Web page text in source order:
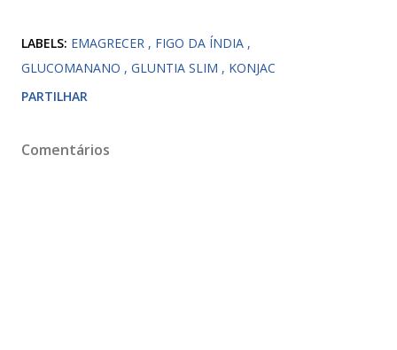
LABELS: EMAGRECER
FIGO DA ÍNDIA
GLUCOMANANO
GLUNTIA SLIM
KONJAC
PARTILHAR
Comentários